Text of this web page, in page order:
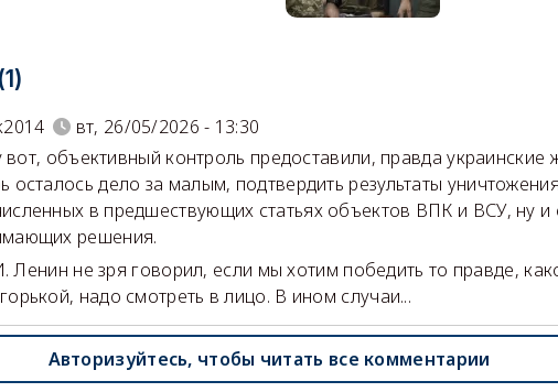
вт, 26/05/2026 - 13:30
объективный контроль предоставили, правда украинские
осталось дело за малым, подтвердить результаты уничтожения
в предшествующих статьях объектов ВПК и ВСУ, ну и
решения.
не зря говорил, если мы хотим победить то правде,
надо смотреть в лицо. В ином случаи...
Авторизуйтесь, чтобы читать все комментарии